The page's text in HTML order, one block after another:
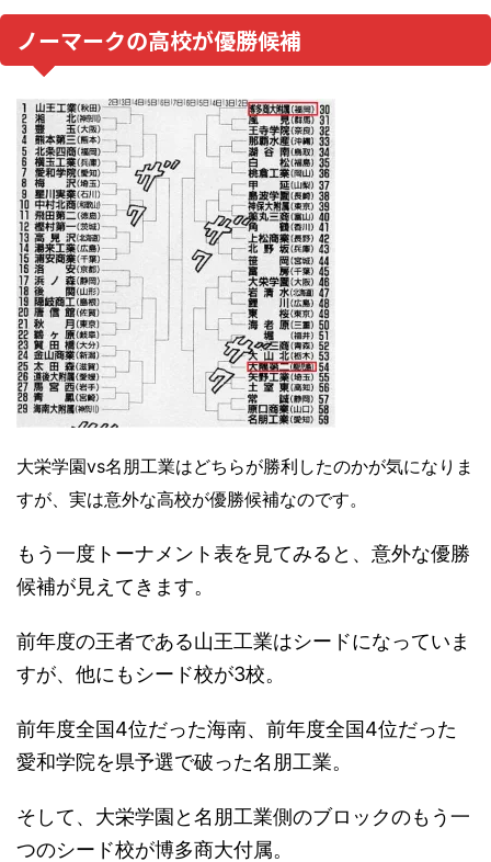
ノーマークの高校が優勝候補
大栄学園vs名朋工業はどちらが勝利したのかが気になりま
すが、実は意外な高校が優勝候補なのです。
もう一度トーナメント表を見てみると、意外な優勝
候補が見えてきます。
前年度の王者である山王工業はシードになっていま
すが、他にもシード校が3校。
前年度全国4位だった海南、前年度全国4位だった
愛和学院を県予選で破った名朋工業。
そして、大栄学園と名朋工業側のブロックのもう一
つのシード校が博多商大付属。